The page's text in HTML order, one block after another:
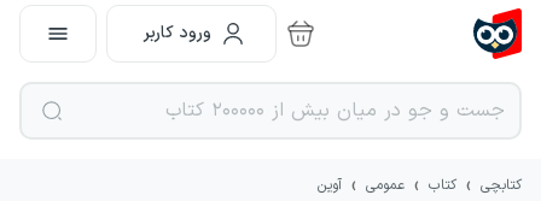
ورود کاربر
کتابچی › کتاب › عمومی › آوین